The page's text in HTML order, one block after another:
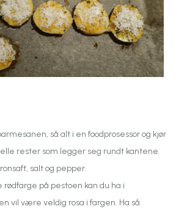
så alt i en foodprosessor og kjør
rester som legger seg rundt kantene.
salt og pepper.
rødfarge på pestoen kan du ha i
vil være veldig rosa i fargen. Ha så